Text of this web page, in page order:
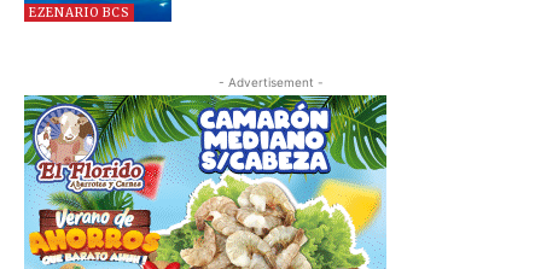
EZENARIO BCS
- Advertisement -